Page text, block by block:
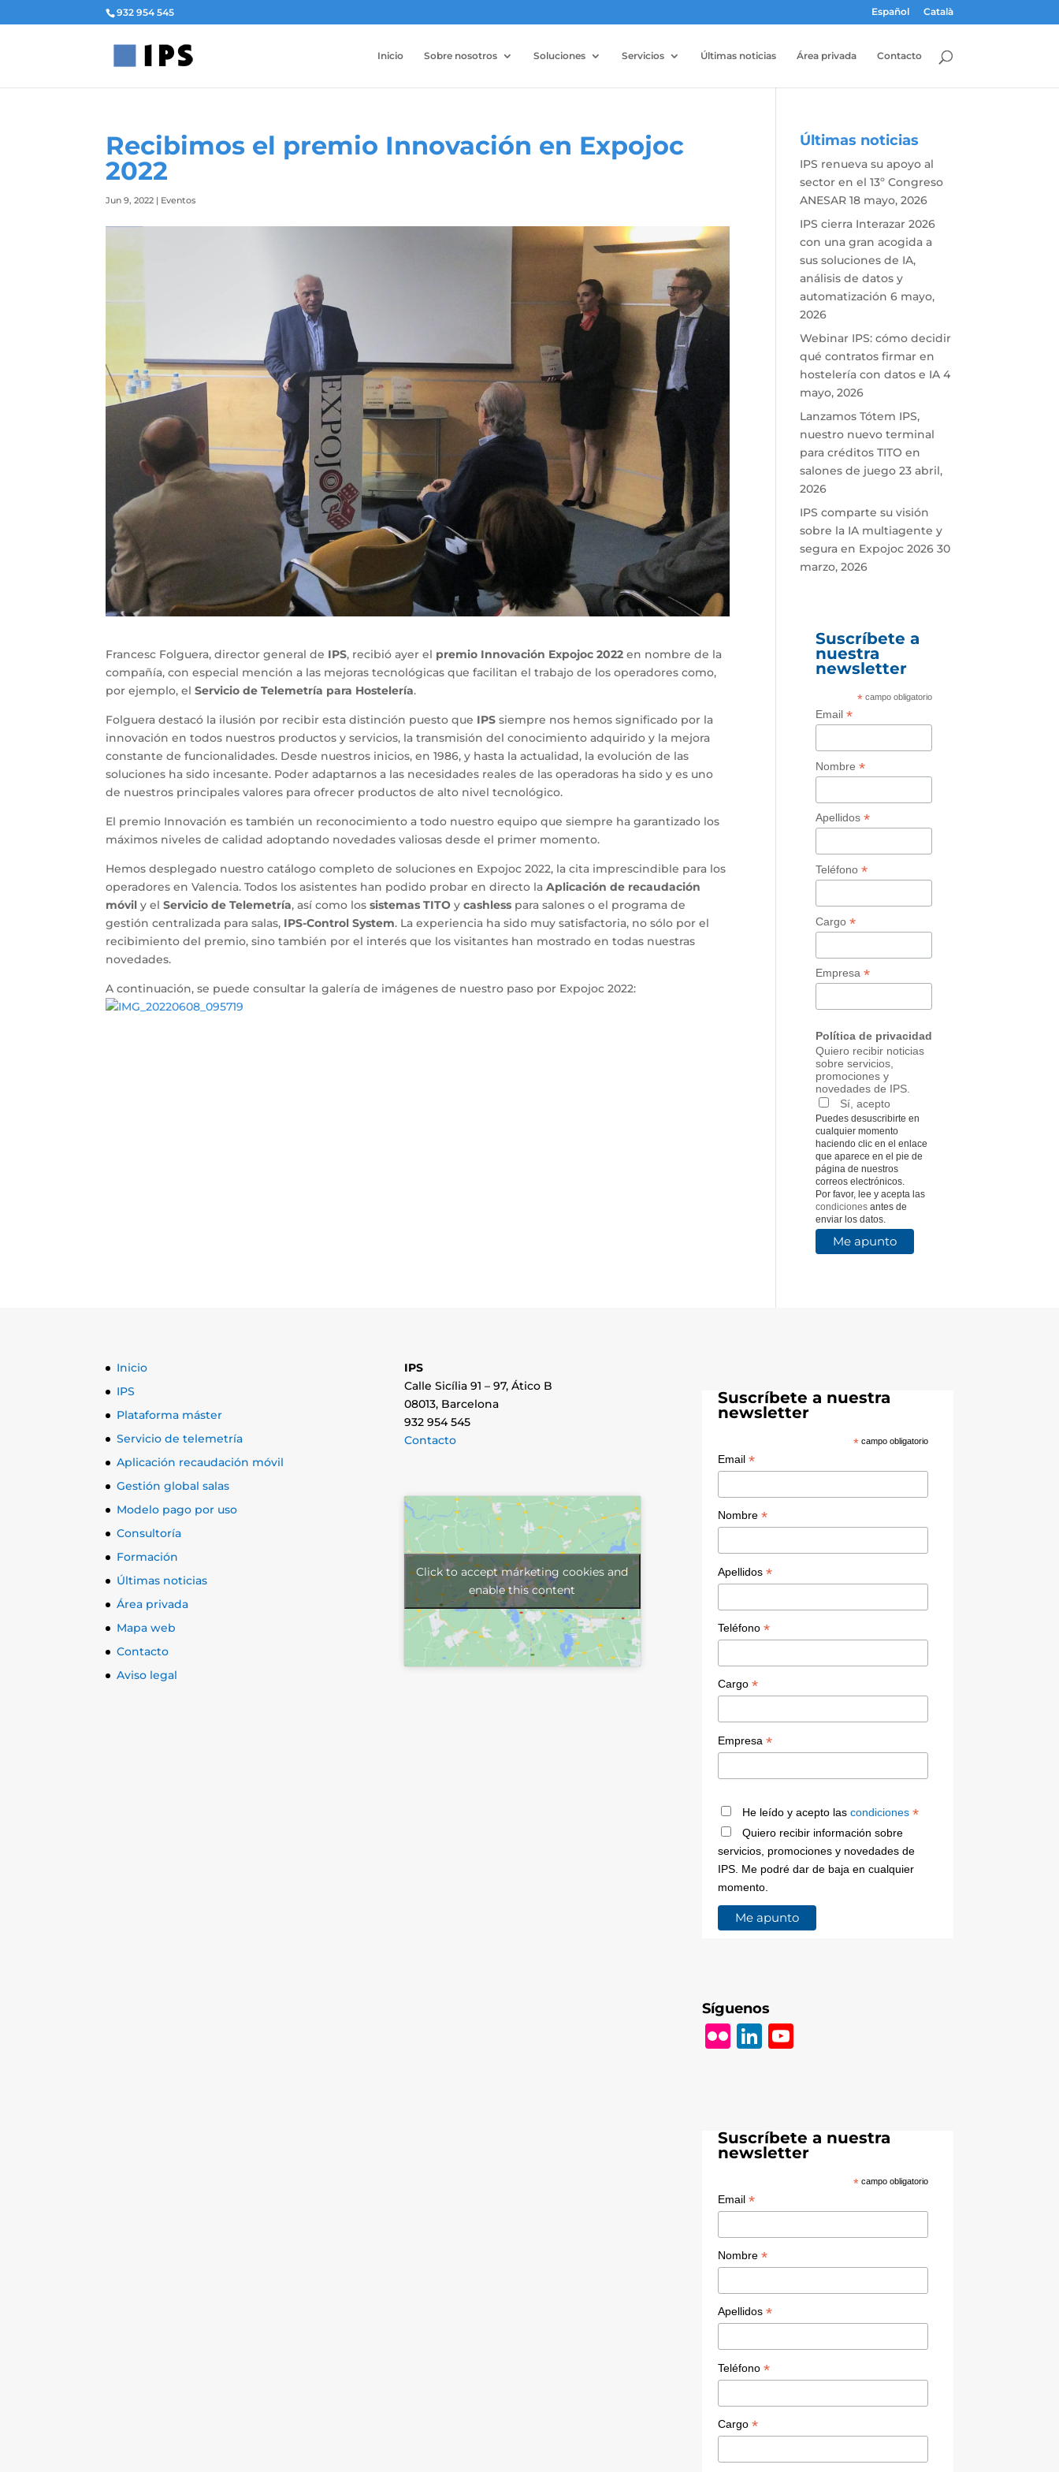
932 954 545 Español Català
Inicio Sobre nosotros Soluciones Servicios Últimas noticias Área privada Contacto
Recibimos el premio Innovación en Expojoc
2022
Jun 9, 2022 | Eventos
Francesc Folguera, director general de IPS, recibió ayer el premio Innovación Expojoc 2022 en nombre de la
compañía, con especial mención a las mejoras tecnológicas que facilitan el trabajo de los operadores como,
por ejemplo, elServicio de Telemetría para Hostelería.
Folguera destacó la ilusión por recibir esta distinción puesto que IPS siempre nos hemos significado por la
innovación en todos nuestros productos y servicios, la transmisión del conocimiento adquirido y la mejora
constante de funcionalidades. Desde nuestros inicios, en 1986, y hasta la actualidad, la evolución de las
soluciones ha sido incesante. Poder adaptarnos a las necesidades reales de las operadoras ha sido y es uno
de nuestros principales valores para ofrecer productos de alto nivel tecnológico.
El premio Innovación es también un reconocimiento a todo nuestro equipo que siempre ha garantizado los
máximos niveles de calidad adoptando novedades valiosas desde el primer momento.
Hemos desplegado nuestro catálogo completo de soluciones en Expojoc 2022, la cita imprescindible para los
operadores en Valencia. Todos los asistentes han podido probar en directo laAplicación de recaudación
móvil y elServicio de Telemetría, así como lossistemas TITO ycashless para salones o el programa de
gestión centralizada para salas, IPS-Control System. La experiencia ha sido muy satisfactoria, no sólo por el
recibimiento del premio, sino también por el interés que los visitantes han mostrado en todas nuestras
novedades.
A continuación, se puede consultar la galería de imágenes de nuestro paso por Expojoc 2022:
Últimas noticias
IPS renueva su apoyo al
sector en el 13º Congreso
ANESAR 18 mayo, 2026
IPS cierra Interazar 2026
con una gran acogida a
sus soluciones de IA,
análisis de datos y
automatización 6 mayo,
2026
Webinar IPS: cómo decidir
qué contratos firmar en
hostelería con datos e IA 4
mayo, 2026
Lanzamos Tótem IPS,
nuestro nuevo terminal
para créditos TITO en
salones de juego 23 abril,
2026
IPS comparte su visión
sobre la IA multiagente y
segura en Expojoc 2026 30
marzo, 2026
Suscríbete a
nuestra
newsletter
* campo obligatorio
Email*
Nombre*
Apellidos*
Teléfono*
Cargo*
Empresa*
Política de privacidad
Quiero recibir noticias
sobre servicios,
promociones y
novedades de IPS.
Sí, acepto
Puedes desuscribirte en
cualquier momento
haciendo clic en el enlace
que aparece en el pie de
página de nuestros
correos electrónicos.
Por favor, lee y acepta las
condiciones antes de
enviar los datos.
Inicio
IPS
Plataforma máster
Servicio de telemetría
Aplicación recaudación móvil
Gestión global salas
Modelo pago por uso
Consultoría
Formación
Últimas noticias
Área privada
Mapa web
Contacto
Aviso legal
IPS
Calle Sicília 91 – 97, Ático B
08013, Barcelona
932 954 545
Contacto
Click to accept márketing cookies and
enable this content
Suscríbete a nuestra
newsletter
* campo obligatorio
Email *
Nombre *
Apellidos *
Teléfono *
Cargo *
Empresa *
He leído y acepto las condiciones *
Quiero recibir información sobre
servicios, promociones y novedades de
IPS. Me podré dar de baja en cualquier
momento.
Síguenos
Fl Li
dI
n
Y
u
b
C
h
a
n
Suscríbete a nuestra
newsletter
* campo obligatorio
Email *
Nombre *
Apellidos *
Teléfono *
Cargo *